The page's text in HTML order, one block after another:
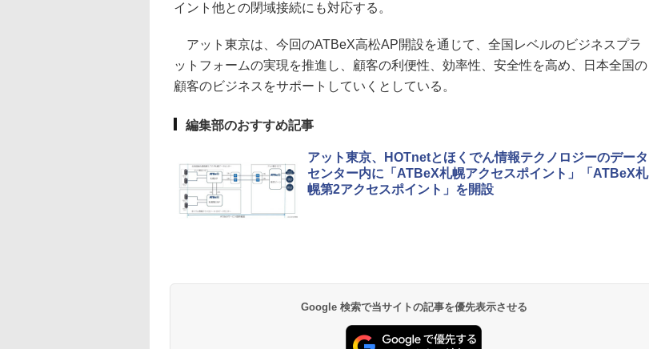
イント他との閉域接続にも対応する。
アット東京は、今回のATBeX高松AP開設を通じて、全国レベルのビジネスプラ
ットフォームの実現を推進し、顧客の利便性、効率性、安全性を高め、日本全国の
顧客のビジネスをサポートしていくとしている。
編集部のおすすめ記事
アット東京、HOTnetとほくでん情報テクノロジーのデータ
センター内に「ATBeX札幌アクセスポイント」「ATBeX札
幌第2アクセスポイント」を開設
Google 検索で当サイトの記事を優先表示させる